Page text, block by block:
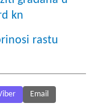
kn
rastu
Email